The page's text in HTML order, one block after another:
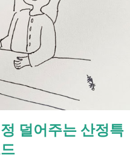
기준 폐지 2027년 하반기 활동
년 7월 최중증 발달장애인 24시
일자리 지속 확대 계속 추진 ※
산 반영 등을 거쳐 시행될 예정
을 받을 수 있을까요? 이번 보건
이 질문하셨습니다. "부모와 같이
자 살아야만 받을 수 있는 건가
주한다는 이유만으로 장애인연
들이 이번 업무계획에 포함된
덜어주는 산정특